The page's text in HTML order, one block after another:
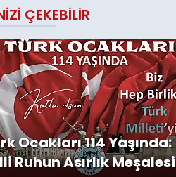
ÇEKEBILIR
Ocakları 114 Yaşında:
Ruhun Asırlık Meşalesi